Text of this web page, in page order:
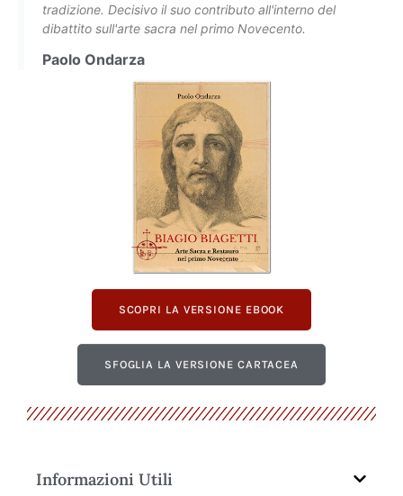
tradizione. Decisivo il suo contributo all'interno del
dibattito sull'arte sacra nel primo Novecento.
Paolo Ondarza
SCOPRI LA VERSIONE EBOOK
SFOGLIA LA VERSIONE CARTACEA
Informazioni Utili